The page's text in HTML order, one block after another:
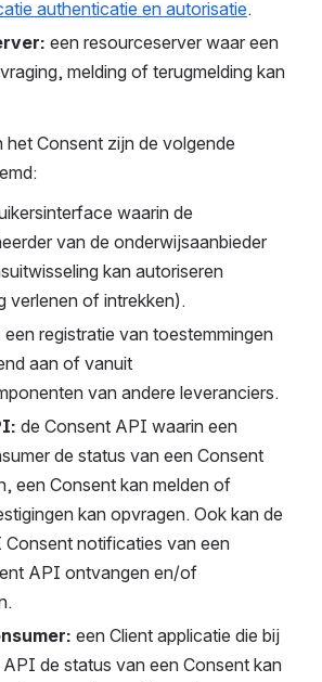
authenticatie en autorisatie.
een resourceserver waar een
melding of terugmelding kan
het Consent zijn de volgende
waarin de
van de onderwijsaanbieder
kan autoriseren
verlenen of intrekken).
een registratie van toestemmingen
aan of vanuit
van andere leveranciers.
de Consent API waarin een
de status van een Consent
een Consent kan melden of
kan opvragen. Ook kan de
notificaties van een
API ontvangen en/of
een Client applicatie die bij
de status van een Consent kan